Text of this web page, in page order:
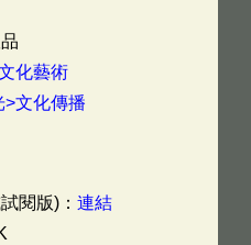
化藝術
>文化傳播
閱版)： 連結